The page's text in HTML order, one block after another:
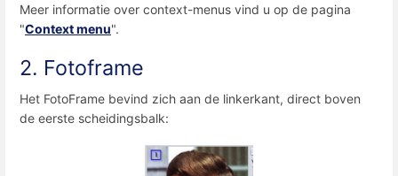
Meer informatie over context-menus vind u op de pagina
"Context menu".
2. Fotoframe
Het FotoFrame bevind zich aan de linkerkant, direct boven
de eerste scheidingsbalk: